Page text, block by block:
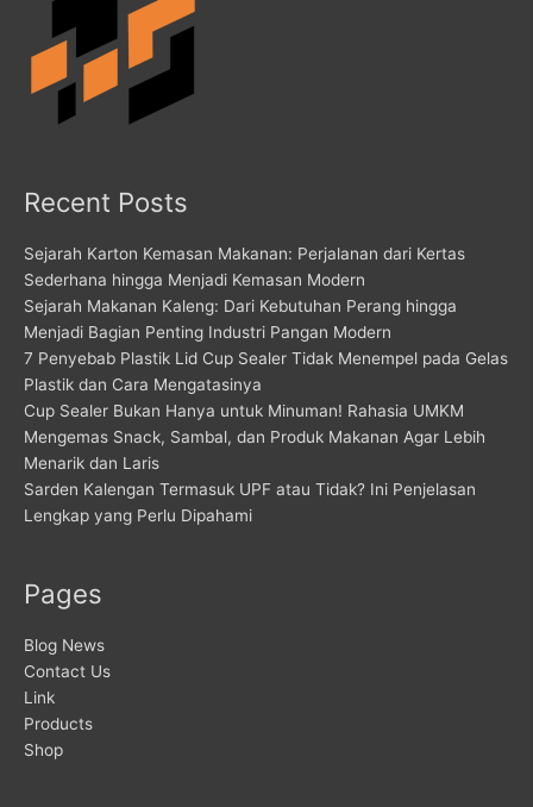
Recent Posts
Sejarah Karton Kemasan Makanan: Perjalanan dari Kertas
Sederhana hingga Menjadi Kemasan Modern
Sejarah Makanan Kaleng: Dari Kebutuhan Perang hingga
Menjadi Bagian Penting Industri Pangan Modern
7 Penyebab Plastik Lid Cup Sealer Tidak Menempel pada Gelas
Plastik dan Cara Mengatasinya
Cup Sealer Bukan Hanya untuk Minuman! Rahasia UMKM
Mengemas Snack, Sambal, dan Produk Makanan Agar Lebih
Menarik dan Laris
Sarden Kalengan Termasuk UPF atau Tidak? Ini Penjelasan
Lengkap yang Perlu Dipahami
Pages
Blog News
Contact Us
Link
Products
Shop